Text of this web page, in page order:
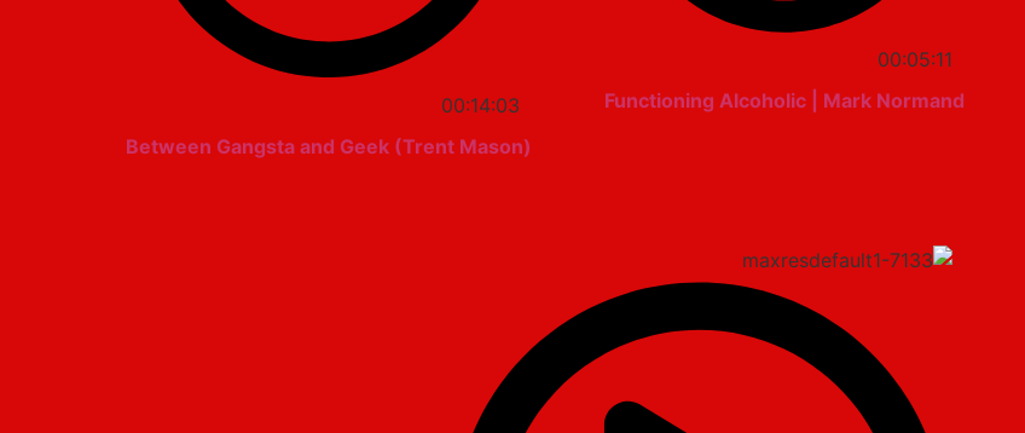
00:05:11
Functioning Alcoholic | Mark Normand
00:14:03
Between Gangsta and Geek (Trent Mason)